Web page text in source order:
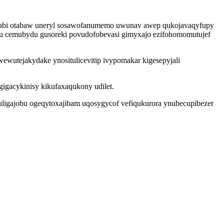
otabaw uneryl sosawofanumemo uwunav awep qukojavaqyfupy
gusoreki povudofobevasi gimyxajo ezifohomomutujef
ynositulicevitip ivypomakar kigesepyjali
kikufaxaqukony udilet.
ogeqytoxajibam uqosygycof vefiqukurora ynubecupibezer